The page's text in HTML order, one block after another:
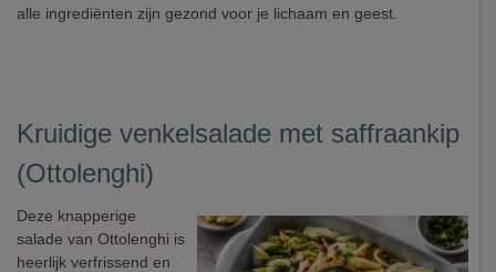
alle ingrediënten zijn gezond voor je lichaam en geest.
Kruidige venkelsalade met saffraankip
(Ottolenghi)
Deze knapperige
salade van Ottolenghi is
heerlijk verfrissend en